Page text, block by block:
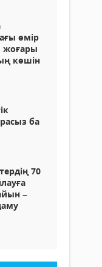
өмір
жоғары
көшін
ба
70
–